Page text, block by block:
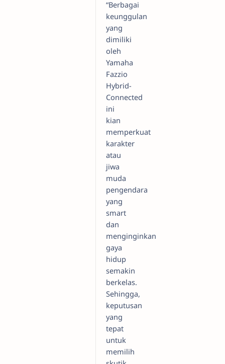
“Berbagai
keunggulan
yang
dimiliki
oleh
Yamaha
Fazzio
Hybrid-
Connected
ini
kian
memperkuat
karakter
atau
jiwa
muda
pengendara
yang
smart
dan
menginginkan
gaya
hidup
semakin
berkelas.
Sehingga,
keputusan
yang
tepat
untuk
memilih